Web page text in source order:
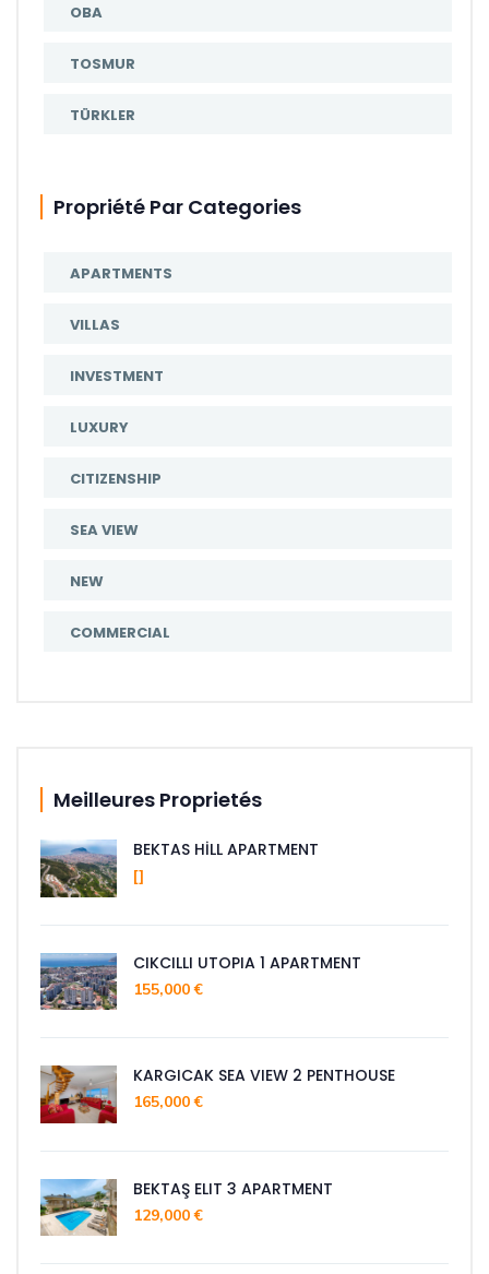
OBA
TOSMUR
TÜRKLER
Propriété Par Categories
APARTMENTS
VILLAS
INVESTMENT
LUXURY
CITIZENSHIP
SEA VIEW
NEW
COMMERCIAL
Meilleures Proprietés
BEKTAS HİLL APARTMENT
[]
CIKCILLI UTOPIA 1 APARTMENT
155,000 €
KARGICAK SEA VIEW 2 PENTHOUSE
165,000 €
BEKTAŞ ELIT 3 APARTMENT
129,000 €